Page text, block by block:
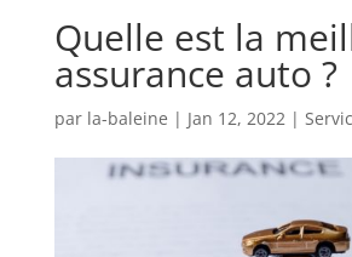
Quelle est la
assurance auto ?
par la-baleine | Jan 12, 2022|